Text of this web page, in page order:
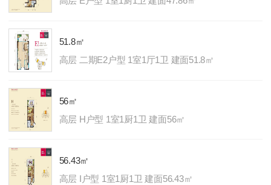
51.8㎡
高层 二期E2户型 1室1厅1卫 建面51.8㎡
56㎡
高层 H户型 1室1厨1卫 建面56㎡
56.43㎡
高层 I户型 1室1厨1卫 建面56.43㎡